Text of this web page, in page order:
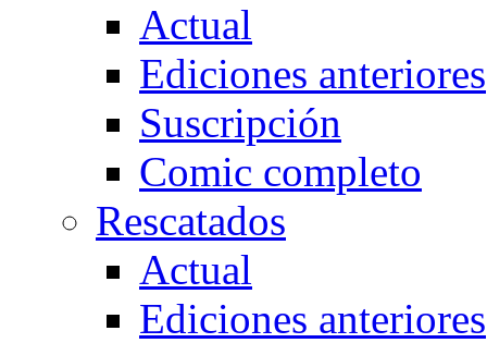
Actual
Ediciones anteriores
Suscripción
Comic completo
Rescatados
Actual
Ediciones anteriores